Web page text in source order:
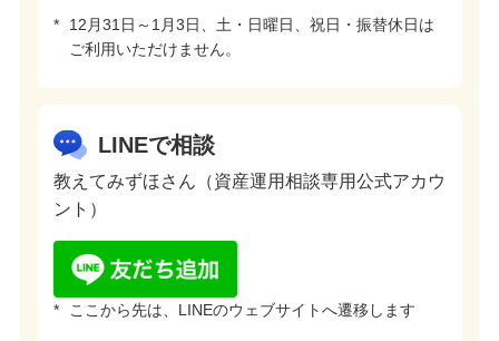
*
12月31日～1月3日、土・日曜日、祝日・振替休日は
ご利用いただけません。
LINEで相談
教えてみずほさん（資産運用相談専用公式アカウ
ント）
* ここから先は、LINEのウェブサイトへ遷移します